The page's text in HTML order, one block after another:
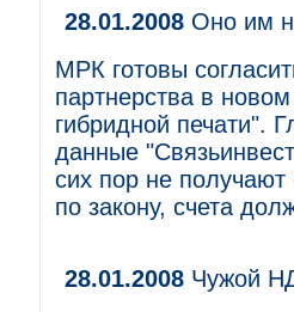
28.01.2008 Оно им
МРК готовы
партнерства в
гибридной печати".
данные
сих пор не получают
по закону, счета
28.01.2008 Чужой